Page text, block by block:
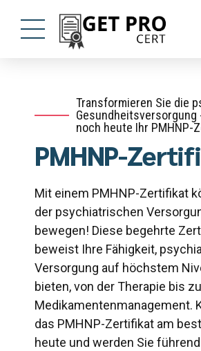
Transformieren Sie die
Gesundheitsversorgung
noch heute Ihr PMHNP-
PMHNP-
Mit einem PMHNP-Zertifikat
der psychiatrischen
bewegen! Diese begehrte
beweist Ihre Fähigkeit,
Versorgung auf höchstem
bieten, von der Therapie bis
Medikamentenmanagement.
das PMHNP-Zertifikat am
heute und werden Sie